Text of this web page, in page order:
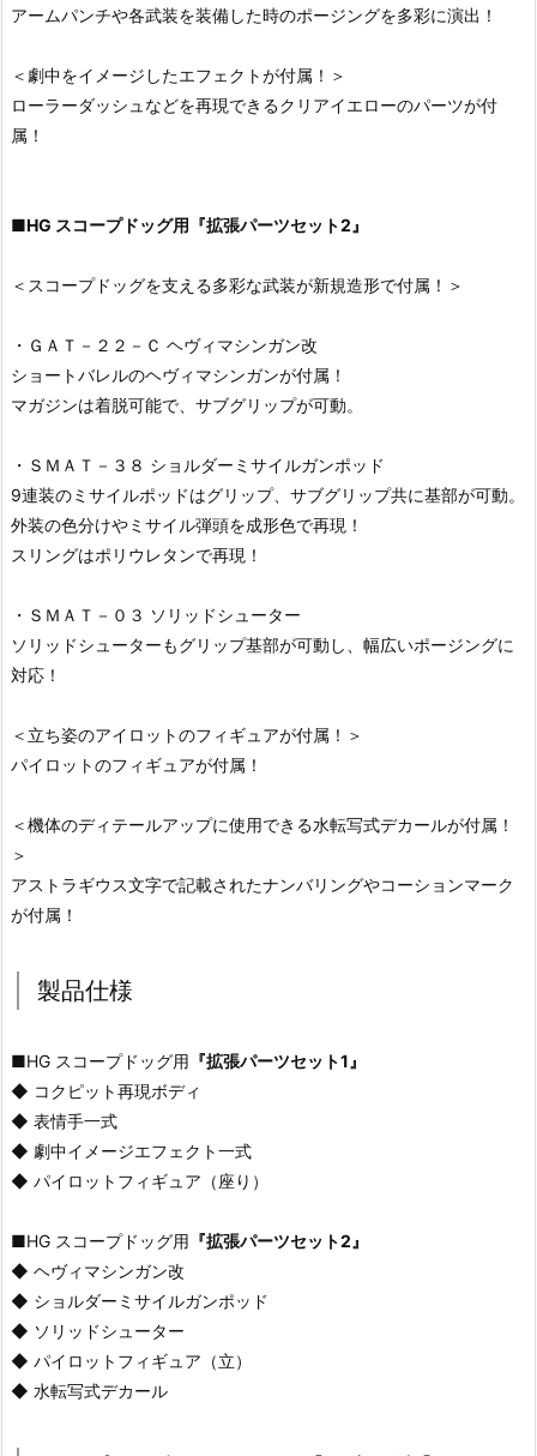
アームパンチや各武装を装備した時のポージングを多彩に演出！
＜劇中をイメージしたエフェクトが付属！＞
ローラーダッシュなどを再現できるクリアイエローのパーツが付
属！
■HG スコープドッグ用『拡張パーツセット2』
＜スコープドッグを支える多彩な武装が新規造形で付属！＞
・ＧＡＴ－２２－Ｃ ヘヴィマシンガン改
ショートバレルのヘヴィマシンガンが付属！
マガジンは着脱可能で、サブグリップが可動。
・ＳＭＡＴ－３８ ショルダーミサイルガンポッド
9連装のミサイルポッドはグリップ、サブグリップ共に基部が可動。
外装の色分けやミサイル弾頭を成形色で再現！
スリングはポリウレタンで再現！
・ＳＭＡＴ－０３ ソリッドシューター
ソリッドシューターもグリップ基部が可動し、幅広いポージングに
対応！
＜立ち姿のアイロットのフィギュアが付属！＞
パイロットのフィギュアが付属！
＜機体のディテールアップに使用できる水転写式デカールが付属！
＞
アストラギウス文字で記載されたナンバリングやコーションマーク
が付属！
製品仕様
■HG スコープドッグ用 『拡張パーツセット1』
◆ コクピット再現ボディ
◆ 表情手一式
◆ 劇中イメージエフェクト一式
◆ パイロットフィギュア（座り）
■HG スコープドッグ用 『拡張パーツセット2』
◆ ヘヴィマシンガン改
◆ ショルダーミサイルガンポッド
◆ ソリッドシューター
◆ パイロットフィギュア（立）
◆ 水転写式デカール